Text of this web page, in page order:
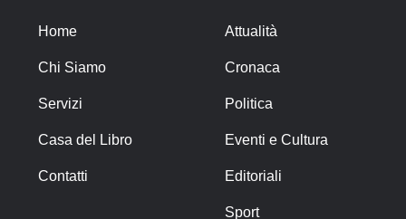
Home
Chi Siamo
Servizi
Casa del Libro
Contatti
Attualità
Cronaca
Politica
Eventi e Cultura
Editoriali
Sport